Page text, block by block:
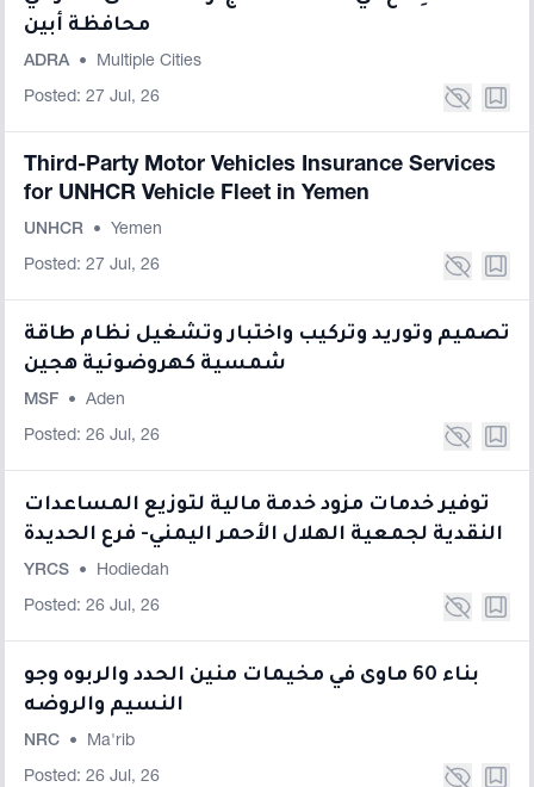
محافظة أبين
ADRA • Multiple Cities
Posted: 27 Jul, 26
Third-Party Motor Vehicles Insurance Services
for UNHCR Vehicle Fleet in Yemen
UNHCR • Yemen
Posted: 27 Jul, 26
تصميم وتوريد وتركيب واختبار وتشغيل نظام طاقة
شمسية كهروضوئية هجين
MSF • Aden
Posted: 26 Jul, 26
توفير خدمات مزود خدمة مالية لتوزيع المساعدات
النقدية لجمعية الهلال الأحمر اليمني- فرع الحديدة
YRCS • Hodiedah
Posted: 26 Jul, 26
بناء 60 ماوى في مخيمات منين الحدد والربوه وجو
النسيم والروضه
NRC • Ma'rib
Posted: 26 Jul, 26